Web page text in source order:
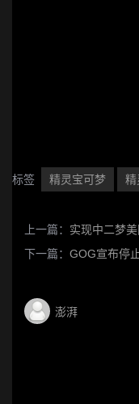
标签 精灵宝可梦 精
上一篇： 实现中二梦
下一篇： GOG宣布停
澎湃